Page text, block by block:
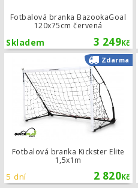
Fotbalová branka BazookaGoal
120x75cm červená
3 249Kč
Skladem
Fotbalová branka Kickster Elite
1,5x1m
2 820Kč
5 dní
Zdarma